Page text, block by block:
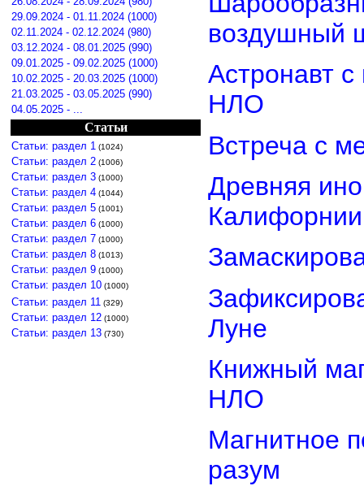
29.09.2024 - 01.11.2024 (1000)
02.11.2024 - 02.12.2024 (980)
03.12.2024 - 08.01.2025 (990)
09.01.2025 - 09.02.2025 (1000)
10.02.2025 - 20.03.2025 (1000)
21.03.2025 - 03.05.2025 (990)
04.05.2025 - ...
Статьи
Статьи: раздел 1 (1024)
Статьи: раздел 2 (1006)
Статьи: раздел 3 (1000)
Статьи: раздел 4 (1044)
Статьи: раздел 5 (1001)
Статьи: раздел 6 (1000)
Статьи: раздел 7 (1000)
Статьи: раздел 8 (1013)
Статьи: раздел 9 (1000)
Статьи: раздел 10 (1000)
Статьи: раздел 11 (329)
Статьи: раздел 12 (1000)
Статьи: раздел 13 (730)
воздушный
Астронавт
НЛО
Встреча с
Древняя
Калифорнии
Луне
Книжный
НЛО
Магнитное
разум